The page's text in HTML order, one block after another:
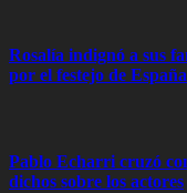
Rosalía indignó a sus
por el festejo de España
Pablo Echarri cruzó
dichos sobre los actores